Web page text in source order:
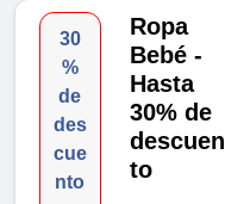
30
%
de
des
cue
nto
Ropa
Bebé -
Hasta
30% de
descuen
to